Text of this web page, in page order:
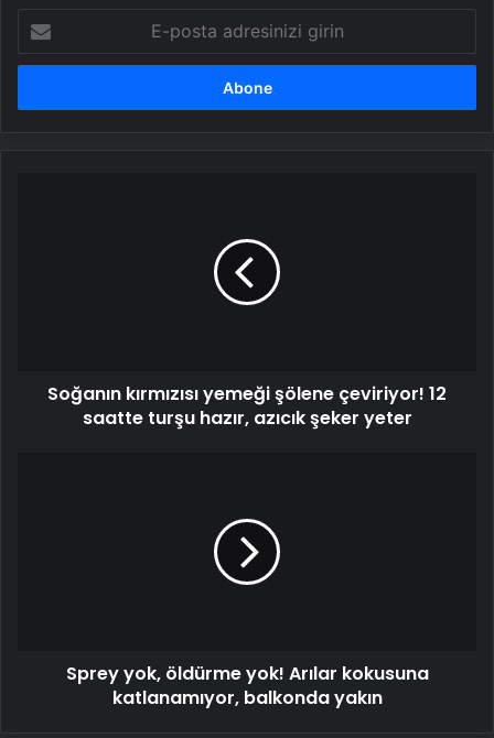
posta
adresinizi
azıcıkSoğanın kırmızısı yemeği şölene çeviriyor! 12
saatte turşu hazır, azıcık şeker yeter
Sprey yok, öldürme yok! Arılar kokusuna
katlanamıyor, balkonda yakın